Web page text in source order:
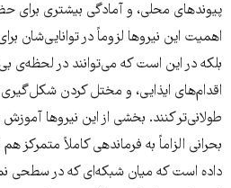
پیوندهای محلی، و آمادگی بیشتری برای
اهمیت این نیروها لزوماً در توانایی‌شان
بلکه در این است که می‌توانند در لحظه‌ی
اقدام‌های ایذایی، و مختل کردن شکل‌گیری
طولانی‌تر کنند. بخشی از این نیروها
بحرانی الزاماً به فرماندهی کاملاً متمرکز
داده است که میان شبکه‌ای که در سطحی